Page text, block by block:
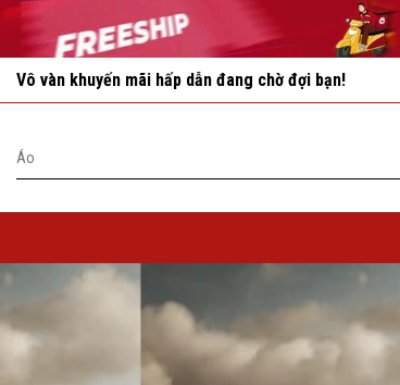
Vô vàn khuyến mãi hấp dẫn đang chờ đợi bạn!
Nhanh tay chọn cho mình những sản phẩm ưng ý nhất!